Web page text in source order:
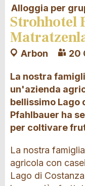
Alloggia per
Strohhotel
Arbon 20
La nostra
un'azienda
bellissimo Lago
Pfahlbauer ha
per coltivare
La nostra
agricola con
Lago di